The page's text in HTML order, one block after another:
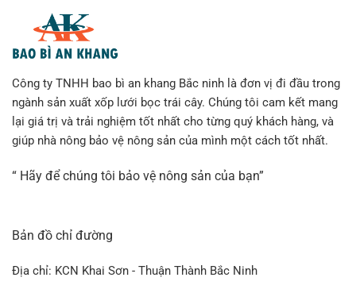
Công ty TNHH bao bì an khang Bắc ninh là đơn vị đi đầu trong
ngành sản xuất xốp lưới bọc trái cây. Chúng tôi cam kết mang
lại giá trị và trải nghiệm tốt nhất cho từng quý khách hàng, và
giúp nhà nông bảo vệ nông sản của mình một cách tốt nhất.
“ Hãy để chúng tôi bảo vệ nông sản của bạn”
Bản đồ chỉ đường
Địa chỉ: KCN Khai Sơn - Thuận Thành Bắc Ninh